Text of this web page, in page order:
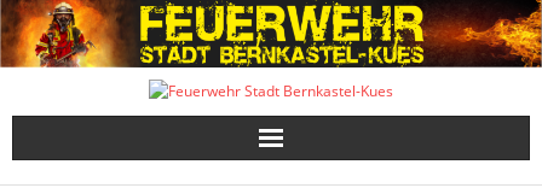
Skip
to
content